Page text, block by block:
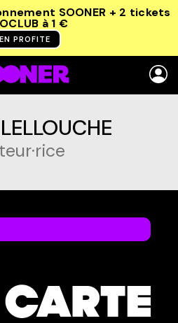
SOONER + 2 tickets
à 1 €
PROFITE